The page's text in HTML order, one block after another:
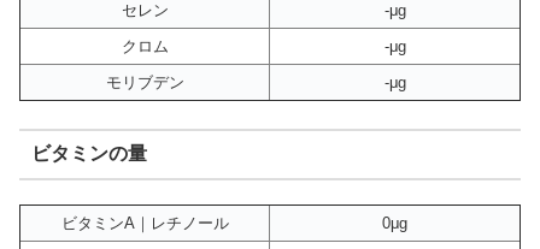
セレン
-μg
クロム
-μg
モリブデン
-μg
ビタミンの量
ビタミンA｜レチノール
0μg